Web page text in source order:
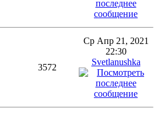
3572
Ср Апр 21, 2021
22:30
Svetlanushka